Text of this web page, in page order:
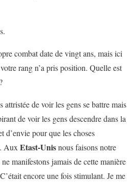
combat date de vingt ans, mais ici
rang n’a pris position. Quelle est
attristée de voir les gens se battre mais
de voir les gens descendre dans la
d’envie pour que les choses
AuxEtast-Unisnous faisons notre
manifestons jamais de cette manière
encore une fois stimulant. Je me